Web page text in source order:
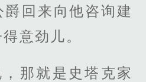
回来向他咨询建
意劲儿。
那就是史塔克家